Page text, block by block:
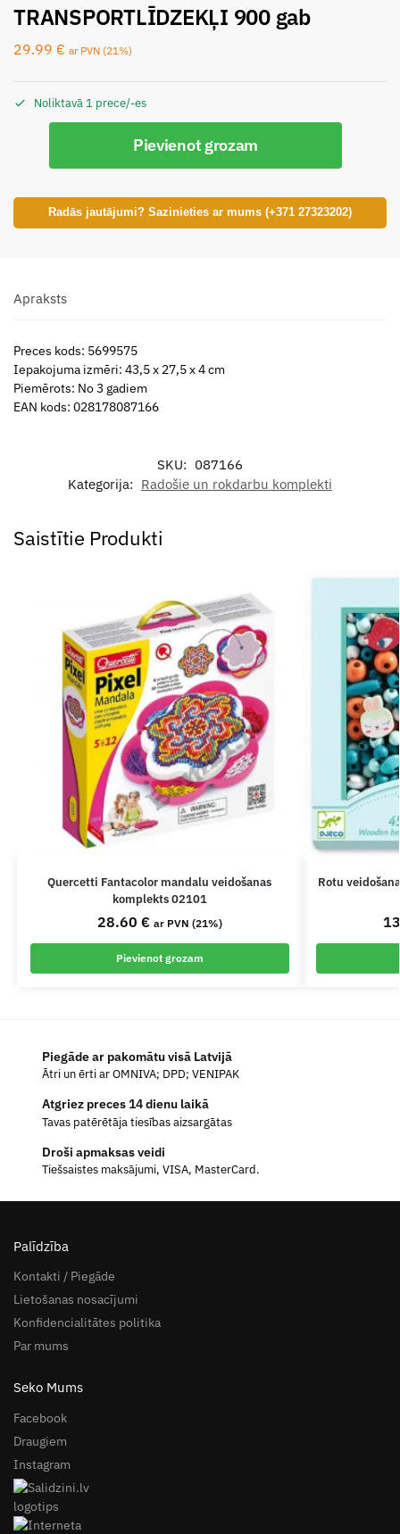
TRANSPORTLĪDZEKĻI 900 gab
29.99 € ar PVN (21%)
Noliktavā 1 prece/-es
Pievienot grozam
Radās jautājumi? Sazinieties ar mums (+371 27323202)
Apraksts
Preces kods: 5699575
Iepakojuma izmēri: 43,5 x 27,5 x 4 cm
Piemērots: No 3 gadiem
EAN kods: 028178087166
SKU: 087166
Kategorija: Radošie un rokdarbu komplekti
Saistītie Produkti
Quercetti Fantacolor mandalu veidošanas
komplekts 02101
28.60 € ar PVN (21%)
Pievienot grozam
Rotu
Piegāde ar pakomātu visā Latvijā
Ātri un ērti ar OMNIVA; DPD; VENIPAK
Atgriez preces 14 dienu laikā
Tavas patērētāja tiesības aizsargātas
Droši apmaksas veidi
Tiešsaistes maksājumi, VISA, MasterCard.
Palīdzība
Kontakti / Piegāde
Lietošanas nosacījumi
Konfidencialitātes politika
Par mums
Seko Mums
Facebook
Draugiem
Instagram